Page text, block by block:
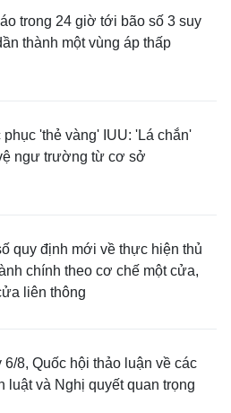
trong 24 giờ tới bão số 3 suy
thành một vùng áp thấp
phục 'thẻ vàng' IUU: 'Lá chắn'
ngư trường từ cơ sở
quy định mới về thực hiện thủ
chính theo cơ chế một cửa,
liên thông
6/8, Quốc hội thảo luận về các
luật và Nghị quyết quan trọng